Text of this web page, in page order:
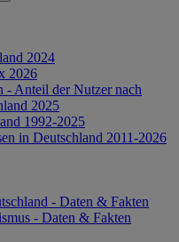
2024
2026
- Anteil der Nutzer nach
2025
1992-2025
in Deutschland 2011-2026
- Daten & Fakten
- Daten & Fakten